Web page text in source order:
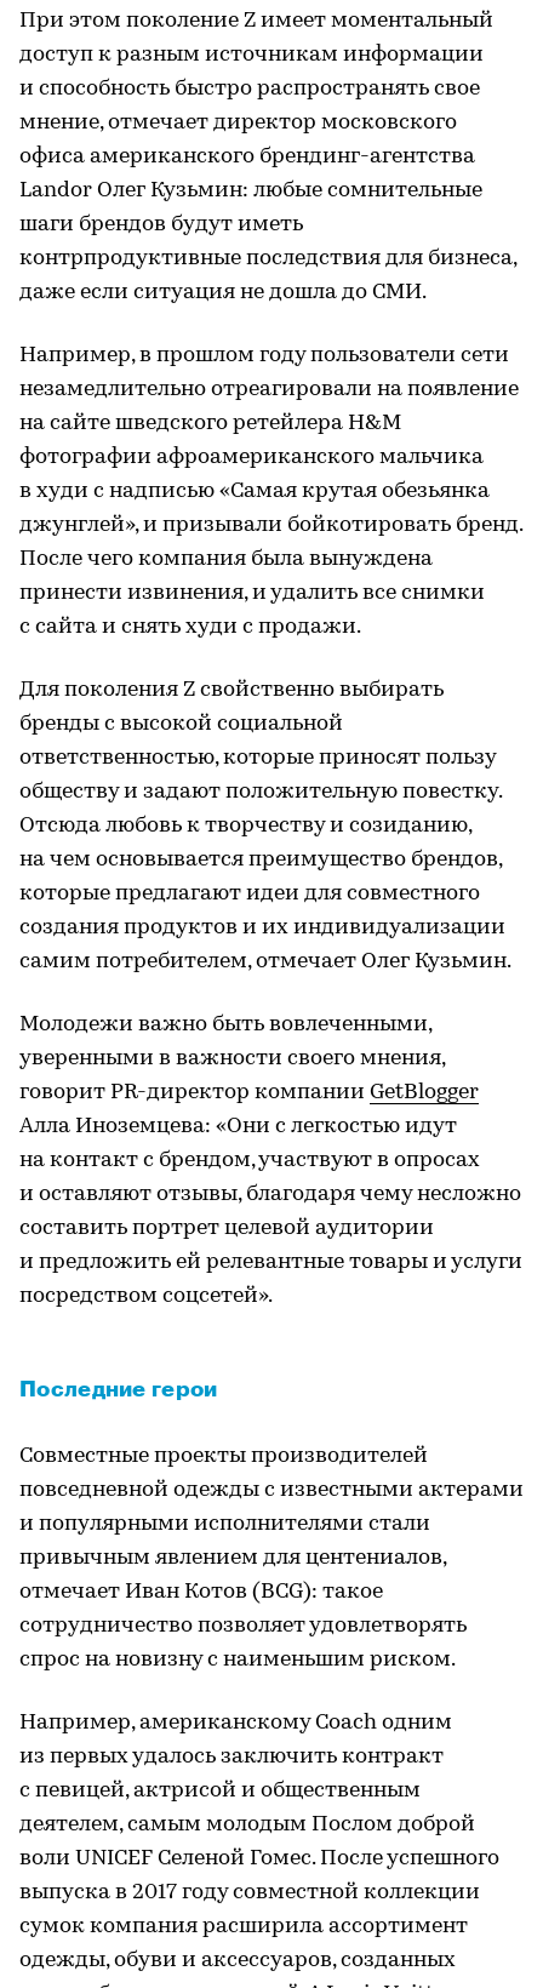
При этом поколение Z имеет моментальный
доступ к разным источникам информации
и способность быстро распространять свое
мнение, отмечает директор московского
офиса американского брендинг-агентства
Landor Олег Кузьмин: любые сомнительные
шаги брендов будут иметь
контрпродуктивные последствия для бизнеса,
даже если ситуация не дошла до СМИ.
Например, в прошлом году пользователи сети
незамедлительно отреагировали на появление
на сайте шведского ретейлера H&M
фотографии афроамериканского мальчика
в худи с надписью «Самая крутая обезьянка
джунглей», и призывали бойкотировать бренд.
После чего компания была вынуждена
принести извинения, и удалить все снимки
с сайта и снять худи с продажи.
Для поколения Z свойственно выбирать
бренды с высокой социальной
ответственностью, которые приносят пользу
обществу и задают положительную повестку.
Отсюда любовь к творчеству и созиданию,
на чем основывается преимущество брендов,
которые предлагают идеи для совместного
создания продуктов и их индивидуализации
самим потребителем, отмечает Олег Кузьмин.
Молодежи важно быть вовлеченными,
уверенными в важности своего мнения,
говорит PR-директор компании GetBlogger
Алла Иноземцева: «Они с легкостью идут
на контакт с брендом, участвуют в опросах
и оставляют отзывы, благодаря чему несложно
составить портрет целевой аудитории
и предложить ей релевантные товары и услуги
посредством соцсетей».
Последние герои
Совместные проекты производителей
повседневной одежды с известными актерами
и популярными исполнителями стали
привычным явлением для центениалов,
отмечает Иван Котов (BCG): такое
сотрудничество позволяет удовлетворять
спрос на новизну с наименьшим риском.
Например, американскому Coach одним
из первых удалось заключить контракт
с певицей, актрисой и общественным
деятелем, самым молодым Послом доброй
воли UNICEF Селеной Гомес. После успешного
выпуска в 2017 году совместной коллекции
сумок компания расширила ассортимент
одежды, обуви и аксессуаров, созданных